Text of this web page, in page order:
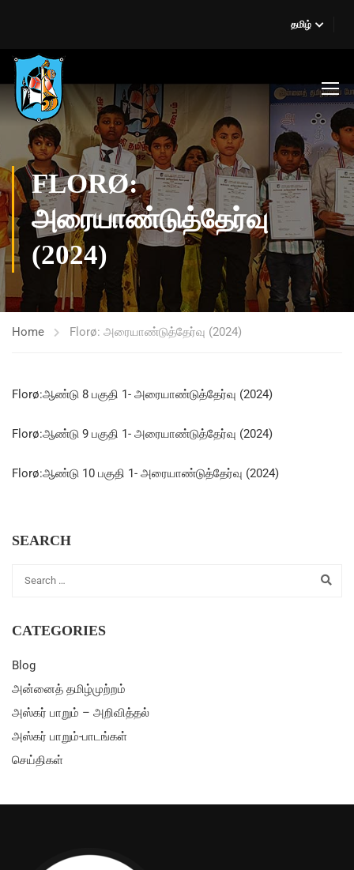
தமிழ்
FLORØ:
அரையாண்டுத்தேர்வு
(2024)
Home Florø: அரையாண்டுத்தேர்வு (2024)
Florø:ஆண்டு 8 பகுதி 1- அரையாண்டுத்தேர்வு (2024)
Florø:ஆண்டு 9 பகுதி 1- அரையாண்டுத்தேர்வு (2024)
Florø:ஆண்டு 10 பகுதி 1- அரையாண்டுத்தேர்வு (2024)
SEARCH
CATEGORIES
Blog
அன்னைத் தமிழ்முற்றம்
அஸ்கர் பாறும் – அறிவித்தல்
அஸ்கர் பாறும்-பாடங்கள்
செய்திகள்